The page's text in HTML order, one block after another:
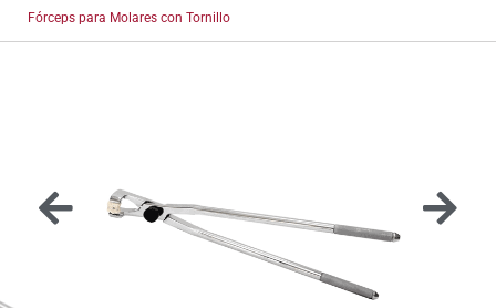
Fórceps para Molares con Tornillo